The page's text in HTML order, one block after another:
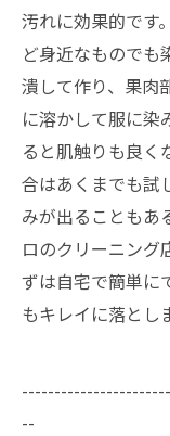
汚れに効果的です
ど身近なものでも
潰して作り、果肉
に溶かして服に染
ると肌触りも良く
合はあくまでも試
みが出ることもあ
ロのクリーニング
ずは自宅で簡単に
もキレイに落とし
--